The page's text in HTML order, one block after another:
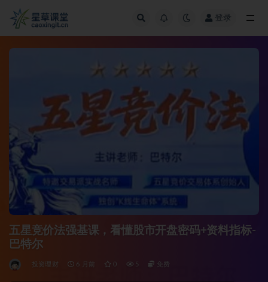
登录
五星竞价法强基课，看懂股市开盘密码+资料指标-
巴特尔
投资理财 6 月前 0 5 免费